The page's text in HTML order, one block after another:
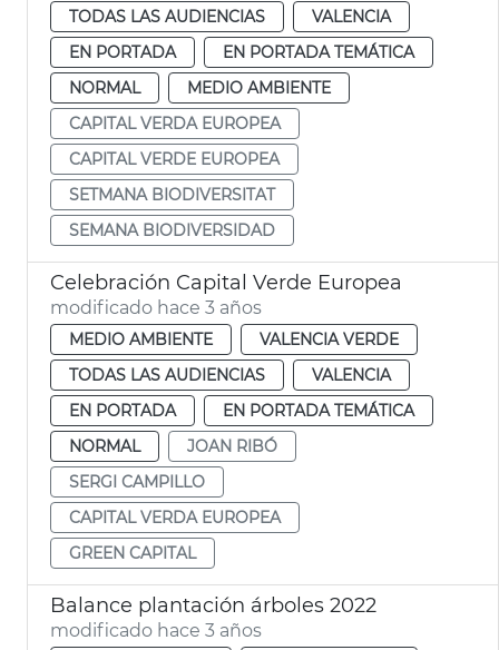
TODAS LAS AUDIENCIAS
VALENCIA
EN PORTADA
EN PORTADA TEMÁTICA
NORMAL
MEDIO AMBIENTE
CAPITAL VERDA EUROPEA
CAPITAL VERDE EUROPEA
SETMANA BIODIVERSITAT
SEMANA BIODIVERSIDAD
Celebración Capital Verde Europea
modificado hace 3 años
MEDIO AMBIENTE
VALENCIA VERDE
TODAS LAS AUDIENCIAS
VALENCIA
EN PORTADA
EN PORTADA TEMÁTICA
NORMAL
JOAN RIBÓ
SERGI CAMPILLO
CAPITAL VERDA EUROPEA
GREEN CAPITAL
Balance plantación árboles 2022
modificado hace 3 años